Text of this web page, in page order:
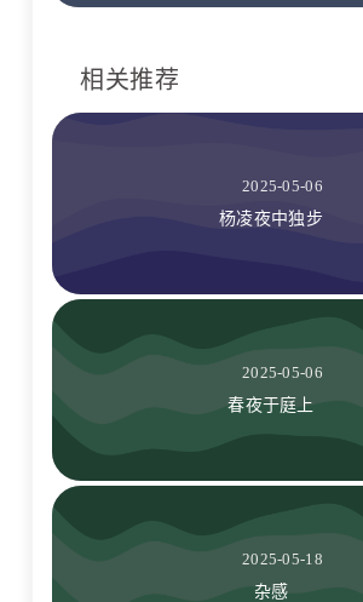
相关推荐
2025-05-06
杨凌夜中独步
2025-05-06
春夜于庭上
2025-05-18
杂感